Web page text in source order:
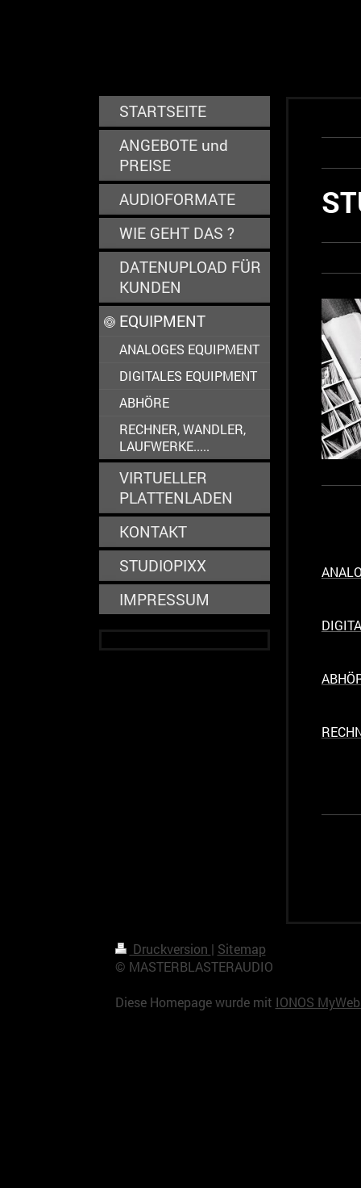
STARTSEITE
ANGEBOTE und
PREISE
AUDIOFORMATE
WIE GEHT DAS ?
DATENUPLOAD FÜR
KUNDEN
EQUIPMENT
ANALOGES EQUIPMENT
DIGITALES EQUIPMENT
ABHÖRE
RECHNER, WANDLER,
LAUFWERKE.....
VIRTUELLER
PLATTENLADEN
KONTAKT
STUDIOPIXX
IMPRESSUM
Druckversion | Sitemap
© MASTERBLASTERAUDIO
Diese Homepage wurde mit IONOS